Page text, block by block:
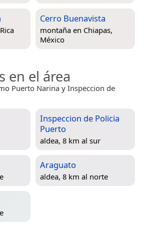
Cerro Buenavista
montaña en Chiapas,
México
en el área
Puerto Narina y Inspeccion de
Inspeccion de Policia
Puerto
aldea, 8 km al sur
Araguato
aldea, 8 km al norte